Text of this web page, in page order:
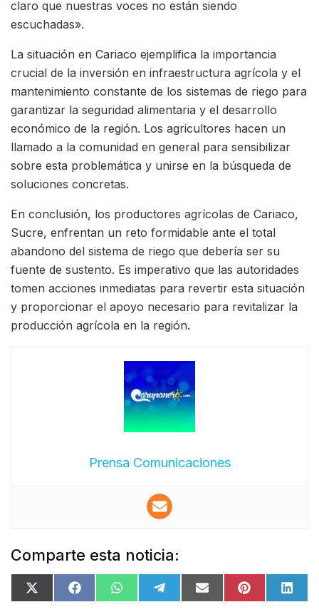
claro que nuestras voces no están siendo
escuchadas».
La situación en Cariaco ejemplifica la importancia
crucial de la inversión en infraestructura agrícola y el
mantenimiento constante de los sistemas de riego para
garantizar la seguridad alimentaria y el desarrollo
económico de la región. Los agricultores hacen un
llamado a la comunidad en general para sensibilizar
sobre esta problemática y unirse en la búsqueda de
soluciones concretas.
En conclusión, los productores agrícolas de Cariaco,
Sucre, enfrentan un reto formidable ante el total
abandono del sistema de riego que debería ser su
fuente de sustento. Es imperativo que las autoridades
tomen acciones inmediatas para revertir esta situación
y proporcionar el apoyo necesario para revitalizar la
producción agrícola en la región.
Prensa Comunicaciones
Comparte esta noticia: